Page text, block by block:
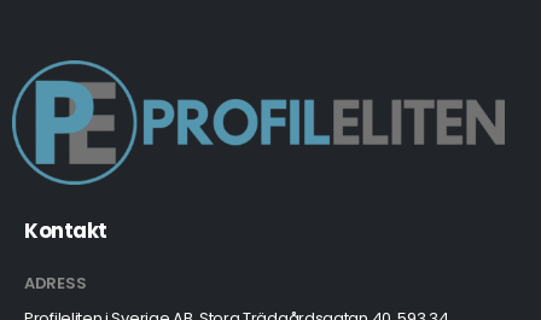
Kontakt
ADRESS